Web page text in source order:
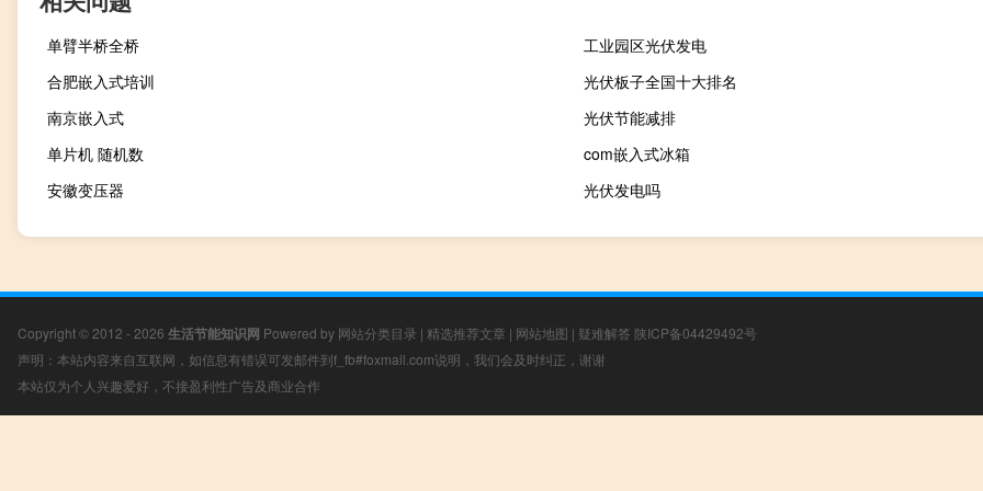
单臂半桥全桥
工业园区光伏发电
合肥嵌入式培训
光伏板子全国十大排名
南京嵌入式
光伏节能减排
单片机 随机数
com嵌入式冰箱
安徽变压器
光伏发电吗
Copyright © 2012 - 2026 生活节能知识网 Powered by 网站分类目录 | 精选推荐文章 | 网站地图 | 疑难解答 陕ICP备04429492号
声明：本站内容来自互联网，如信息有错误可发邮件到f_fb#foxmail.com说明，我们会及时纠正，谢谢
本站仅为个人兴趣爱好，不接盈利性广告及商业合作